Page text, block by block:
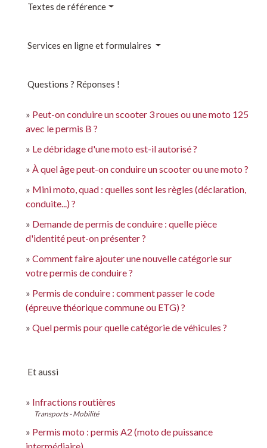
Textes de référence
Services en ligne et formulaires
Questions ? Réponses !
Peut-on conduire un scooter 3 roues ou une moto 125
avec le permis B ?
Le débridage d'une moto est-il autorisé ?
À quel âge peut-on conduire un scooter ou une moto ?
Mini moto, quad : quelles sont les règles (déclaration,
conduite...) ?
Demande de permis de conduire : quelle pièce
d'identité peut-on présenter ?
Comment faire ajouter une nouvelle catégorie sur
votre permis de conduire ?
Permis de conduire : comment passer le code
(épreuve théorique commune ou ETG) ?
Quel permis pour quelle catégorie de véhicules ?
Et aussi
Infractions routières
Transports - Mobilité
Permis moto : permis A2 (moto de puissance